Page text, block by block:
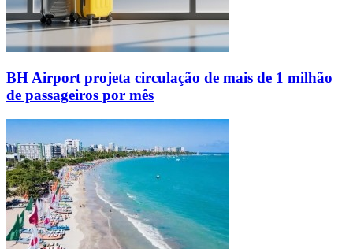
BH Airport projeta circulação de mais de 1 milhão
de passageiros por mês